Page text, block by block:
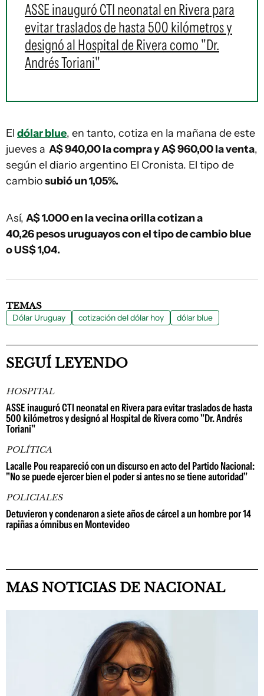
ASSE inauguró CTI neonatal en Rivera para
evitar traslados de hasta 500 kilómetros y
designó al Hospital de Rivera como "Dr.
Andrés Toriani"
El dólar blue, en tanto, cotiza en la mañana de este
jueves a A$ 940,00 la compra y A$ 960,00 la venta,
según el diario argentino El Cronista. El tipo de
cambiosubió un 1,05%.
Así, A$ 1.000 en la vecina orilla cotizan a
40,26 pesos uruguayos con el tipo de cambio blue
o US$ 1,04.
TEMAS
Dólar Uruguay cotización del dólar hoy dólar blue
SEGUÍ LEYENDO
HOSPITAL
ASSE inauguró CTI neonatal en Rivera para evitar traslados de hasta
500 kilómetros y designó al Hospital de Rivera como "Dr. Andrés
Toriani"
POLÍTICA
Lacalle Pou reapareció con un discurso en acto del Partido Nacional:
"No se puede ejercer bien el poder si antes no se tiene autoridad"
POLICIALES
Detuvieron y condenaron a siete años de cárcel a un hombre por 14
rapiñas a ómnibus en Montevideo
MAS NOTICIAS DE NACIONAL